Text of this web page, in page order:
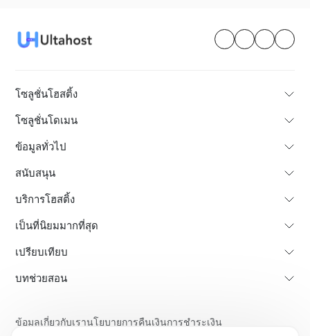
โซลูชั่นโฮสติ้ง
โซลูชั่นโดเมน
ข้อมูลทั่วไป
สนับสนุน
บริการโฮสติ้ง
เป็นที่นิยมมากที่สุด
เปรียบเทียบ
บทช่วยสอน
ข้อมูลเกี่ยวกับเรานโยบายการคืนเงินการชำระเงิน